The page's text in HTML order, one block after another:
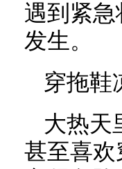
遇到紧
发生。
穿拖鞋
大热天
甚至喜欢